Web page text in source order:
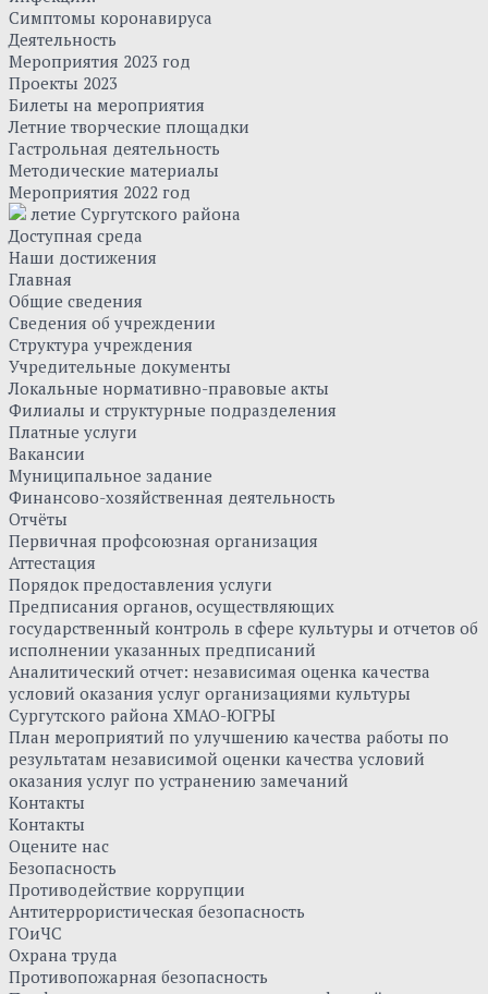
Симптомы коронавируса
Деятельность
Мероприятия 2023 год
Проекты 2023
Билеты на мероприятия
Летние творческие площадки
Гастрольная деятельность
Методические материалы
Мероприятия 2022 год
летие Сургутского района
Доступная среда
Наши достижения
Главная
Общие сведения
Сведения об учреждении
Структура учреждения
Учредительные документы
Локальные нормативно-правовые акты
Филиалы и структурные подразделения
Платные услуги
Вакансии
Муниципальное задание
Финансово-хозяйственная деятельность
Отчёты
Первичная профсоюзная организация
Аттестация
Порядок предоставления услуги
Предписания органов, осуществляющих
государственный контроль в сфере культуры и отчетов об
исполнении указанных предписаний
Аналитический отчет: независимая оценка качества
условий оказания услуг организациями культуры
Сургутского района ХМАО-ЮГРЫ
План мероприятий по улучшению качества работы по
результатам независимой оценки качества условий
оказания услуг по устранению замечаний
Контакты
Контакты
Оцените нас
Безопасность
Противодействие коррупции
Антитеррористическая безопасность
ГОиЧС
Охрана труда
Противопожарная безопасность